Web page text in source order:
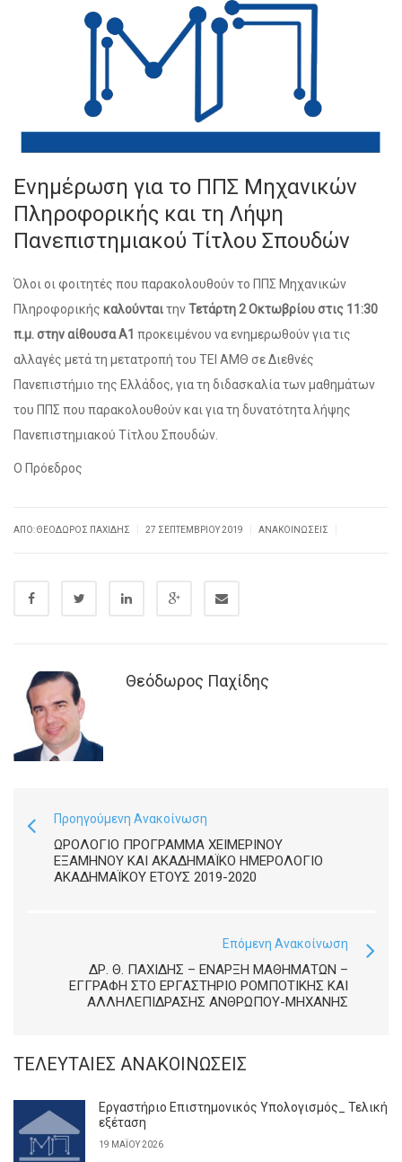
Ενημέρωση για το ΠΠΣ Μηχανικών
Πληροφορικής και τη Λήψη
Πανεπιστημιακού Τίτλου Σπουδών
Όλοι οι φοιτητές που παρακολουθούν το ΠΠΣ Μηχανικών
Πληροφορικής καλούνταιτηνΤετάρτη 2 Οκτωβρίου στις 11:30
π.μ. στην αίθουσα Α1 προκειμένου να ενημερωθούν για τις
αλλαγές μετά τη μετατροπή του ΤΕΙ ΑΜΘ σε Διεθνές
Πανεπιστήμιο της Ελλάδος, για τη διδασκαλία των μαθημάτων
του ΠΠΣ που παρακολουθούν και για τη δυνατότητα λήψης
Πανεπιστημιακού Τίτλου Σπουδών.
Ο Πρόεδρος
ΑΠΌ:ΘΕΌΔΩΡΟΣ ΠΑΧΊΔΗΣ 27 ΣΕΠΤΕΜΒΡΊΟΥ 2019 ΑΝΑΚΟΙΝΏΣΕΙΣ
Θεόδωρος Παχίδης
Προηγούμενη Ανακοίνωση
ΩΡΟΛΌΓΙΟ ΠΡΌΓΡΑΜΜΑ ΧΕΙΜΕΡΙΝΟΎ
ΕΞΑΜΉΝΟΥ ΚΑΙ ΑΚΑΔΗΜΑΪΚΌ ΗΜΕΡΟΛΌΓΙΟ
ΑΚΑΔΗΜΑΪΚΟΎ ΈΤΟΥΣ 2019-2020
Επόμενη Ανακοίνωση
ΔΡ. Θ. ΠΑΧΙΔΗΣ – ΕΝΑΡΞΗ ΜΑΘΗΜΑΤΩΝ –
ΕΓΓΡΑΦΗ ΣΤΟ ΕΡΓΑΣΤΗΡΙΟ ΡΟΜΠΟΤΙΚΗΣ ΚΑΙ
ΑΛΛΗΛΕΠΙΔΡΑΣΗΣ ΑΝΘΡΩΠΟΥ-ΜΗΧΑΝΗΣ
ΤΕΛΕΥΤΑΊΕΣ ΑΝΑΚΟΙΝΏΣΕΙΣ
Εργαστήριο Επιστημονικός Υπολογισμός_ Τελική
εξέταση
19 ΜΑΪ́ΟΥ 2026